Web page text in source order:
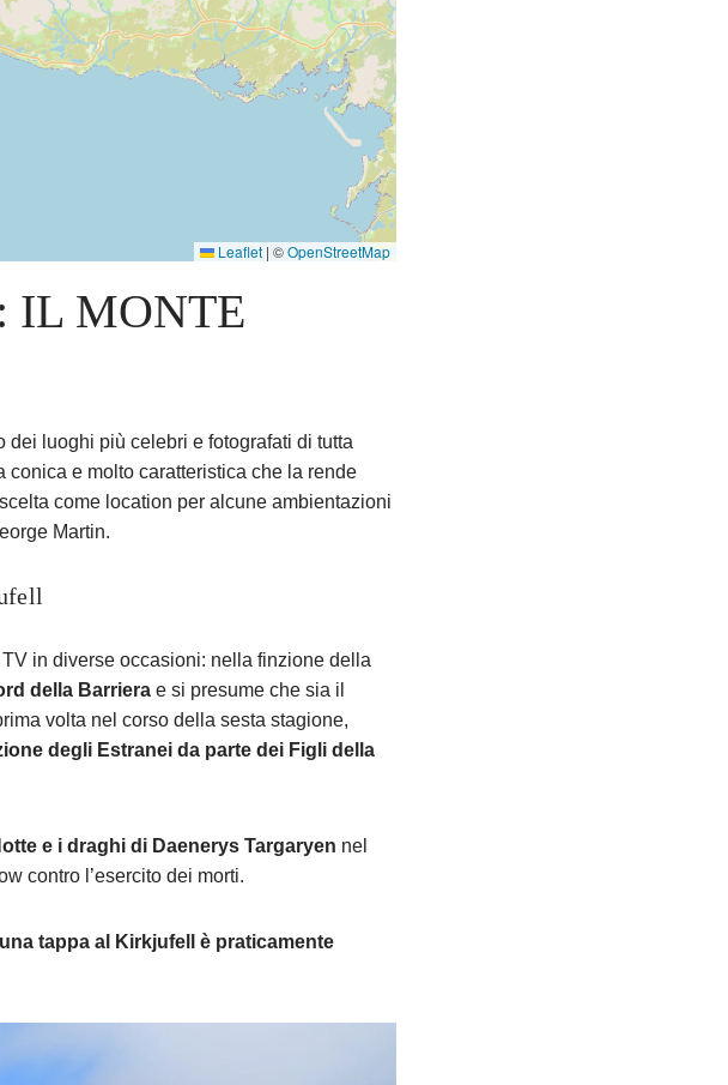
Leaflet | ©OpenStreetMap
IL MONTE
dei luoghi più celebri e fotografati di tutta
conica e molto caratteristica che la rende
come location per alcune ambientazioni
Martin.
in diverse occasioni: nella finzione della
della Barrierae si presume che sia il
volta nel corso della sesta stagione,
degli Estranei da parte dei Figli della
e i draghi di Daenerys Targaryen nel
contro l’esercito dei morti.
una tappa al Kirkjufell è praticamente